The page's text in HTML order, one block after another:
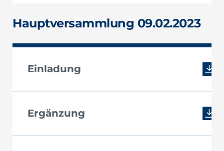
Hauptversammlung 09.02.2023
Einladung
Ergänzung